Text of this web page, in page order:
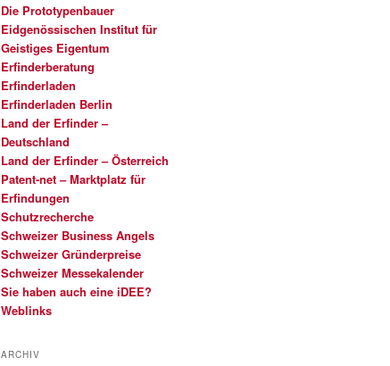
Die Prototypenbauer
Eidgenössischen Institut für
Geistiges Eigentum
Erfinderberatung
Erfinderladen
Erfinderladen Berlin
Land der Erfinder –
Deutschland
Land der Erfinder – Österreich
Patent-net – Marktplatz für
Erfindungen
Schutzrecherche
Schweizer Business Angels
Schweizer Gründerpreise
Schweizer Messekalender
Sie haben auch eine iDEE?
Weblinks
ARCHIV